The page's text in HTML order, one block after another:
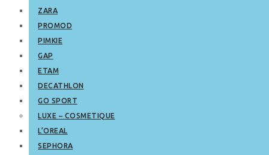
ZARA
PROMOD
PIMKIE
GAP
ETAM
DECATHLON
GO SPORT
LUXE – COSMETIQUE
L’OREAL
SEPHORA